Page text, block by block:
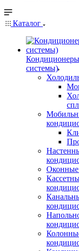
Каталог
системы)